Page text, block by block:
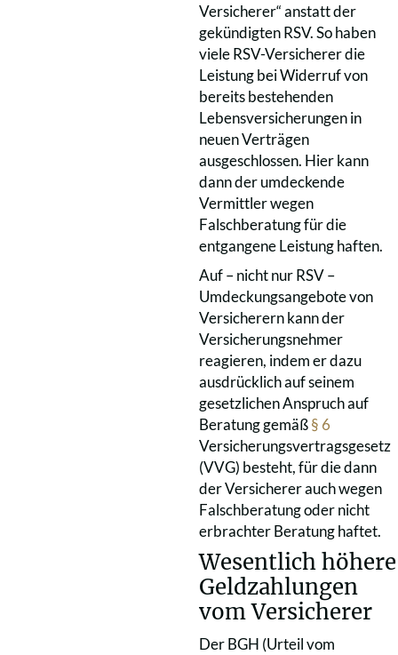
Versicherer“ anstatt der
gekündigten RSV. So haben
viele RSV-Versicherer die
Leistung bei Widerruf von
bereits bestehenden
Lebensversicherungen in
neuen Verträgen
ausgeschlossen. Hier kann
dann der umdeckende
Vermittler wegen
Falschberatung für die
entgangene Leistung haften.
Auf – nicht nur RSV –
Umdeckungsangebote von
Versicherern kann der
Versicherungsnehmer
reagieren, indem er dazu
ausdrücklich auf seinem
gesetzlichen Anspruch auf
Beratung gemäß§ 6
Versicherungsvertragsgesetz
(VVG) besteht, für die dann
der Versicherer auch wegen
Falschberatung oder nicht
erbrachter Beratung haftet.
Wesentlich höhere
Geldzahlungen
vom Versicherer
Der BGH (Urteil vom